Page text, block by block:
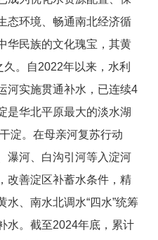
态环境、畅通南北经济循
华民族的文化瑰宝，其黄
。自2022年以来，水利
河实施贯通补水，已连续4
是华北平原最大的淡水湖
淀。在母亲河复苏行动
瀑河、白沟引河等入淀河
改善淀区补蓄水条件，精
、南水北调水“四水”统筹
水。截至2024年底，累计